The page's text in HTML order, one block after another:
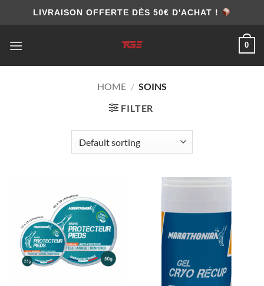
LIVRAISON OFFERTE DÈS 50€ D'ACHAT !
0
HOME / SOINS
FILTER